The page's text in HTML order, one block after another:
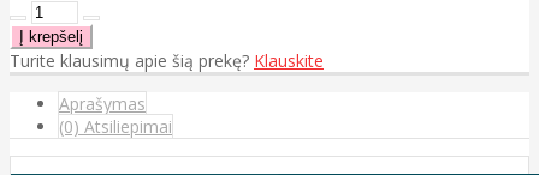
Turite klausimų apie šią prekę? Klauskite
Aprašymas
(0) Atsiliepimai